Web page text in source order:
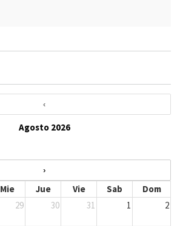
‹
Agosto 2026
›
Mie Jue Vie Sab
Dom
29 30 31 1 2